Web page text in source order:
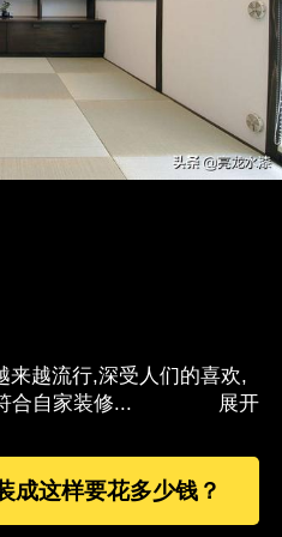
来越流行,深受人们的喜欢,
合自家装修...
展开
成这样要花多少钱？